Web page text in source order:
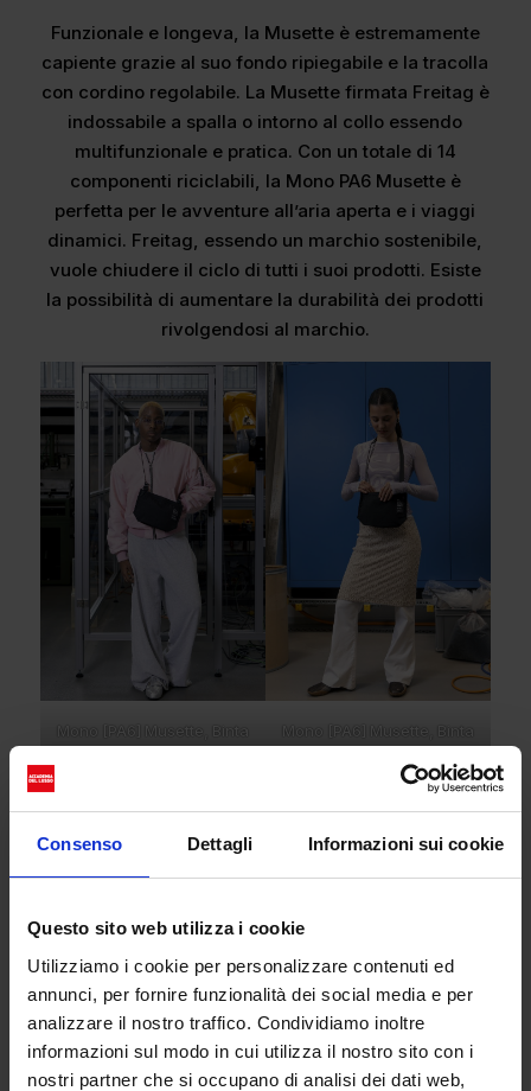
Consenso Dettagli Informazioni sui cookie
Questo sito web utilizza i cookie
Utilizziamo i cookie per personalizzare contenuti ed
annunci, per fornire funzionalità dei social media e per
analizzare il nostro traffico. Condividiamo inoltre
informazioni sul modo in cui utilizza il nostro sito con i
nostri partner che si occupano di analisi dei dati web,
Funzionale e longeva, la Musette è estremamente
capiente grazie al suo fondo ripiegabile e la tracolla
con cordino regolabile. La Musette firmata Freitag è
indossabile a spalla o intorno al collo essendo
multifunzionale e pratica. Con un totale di 14
componenti riciclabili, la Mono PA6 Musette è
perfetta per le avventure all’aria aperta e i viaggi
dinamici. Freitag, essendo un marchio sostenibile,
vuole chiudere il ciclo di tutti i suoi prodotti. Esiste
la possibilità di aumentare la durabilità dei prodotti
rivolgendosi al marchio.
Mono [PA6] Musette, Binta
Mono [PA6] Musette, Binta
Storia di Freitag
Dal 1993, Freitag chiude il ciclo dei suoi prodotti.
Vestiti biodegradabili, borse conteli di camione ora
Come parte integrante del DNA di Freitag, la moda
circolare è presente in tutti i loro prodotti.
Come funziona ilriciclaggio? Senza la necessità di
separare i materiali, la Mono PA6 Musette torna a
Zurigo attraverso il servizio take-back e vengono